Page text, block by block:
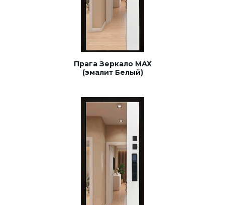
Прага Зеркало МАХ
(эмалит Белый)